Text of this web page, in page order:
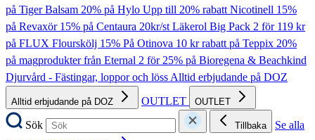
på Tiger Balsam 20% på Hylo Upp till 20% rabatt Nicotinell 15%
på Revaxör 15% på Centaura 20kr/st Läkerol Big Pack 2 för 119 kr
på FLUX Flourskölj 15% På Otinova 10 kr rabatt på Teppix 20%
på magprodukter från Eternal 2 för 25% på Bioregena & Beachkind
Djurvård - Fästingar, loppor och lössAlltid erbjudande på DOZ
Alltid erbjudande på DOZ OUTLET OUTLET
Sök Tillbaka
Se alla